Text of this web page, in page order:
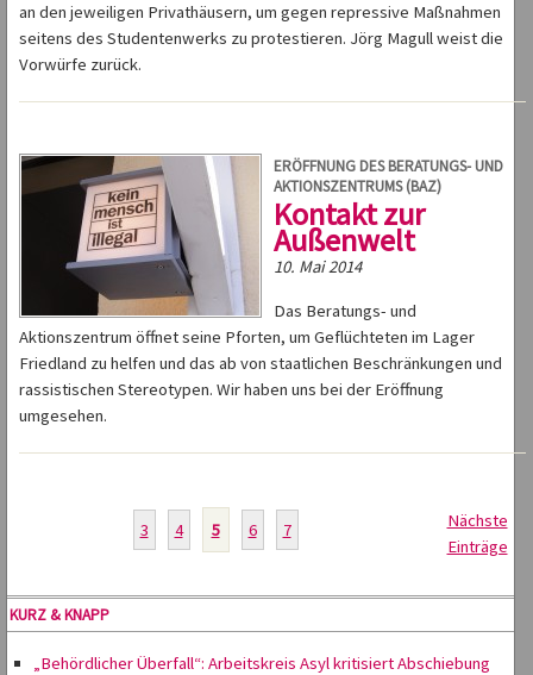
an den jeweiligen Privathäusern, um gegen repressive Maßnahmen
seitens des Studentenwerks zu protestieren. Jörg Magull weist die
Vorwürfe zurück.
ERÖFFNUNG DES BERATUNGS- UND
AKTIONSZENTRUMS (BAZ)
Kontakt zur
Außenwelt
10. Mai 2014
Das Beratungs- und
Aktionszentrum öffnet seine Pforten, um Geflüchteten im Lager
Friedland zu helfen und das ab von staatlichen Beschränkungen und
rassistischen Stereotypen. Wir haben uns bei der Eröffnung
umgesehen.
3 4 5 6 7
Nächste
Einträge
KURZ & KNAPP
„Behördlicher Überfall“: Arbeitskreis Asyl kritisiert Abschiebung